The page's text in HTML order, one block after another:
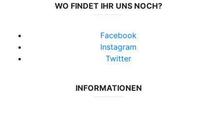
WO FINDET IHR UNS NOCH?
Facebook
Instagram
Twitter
INFORMATIONEN